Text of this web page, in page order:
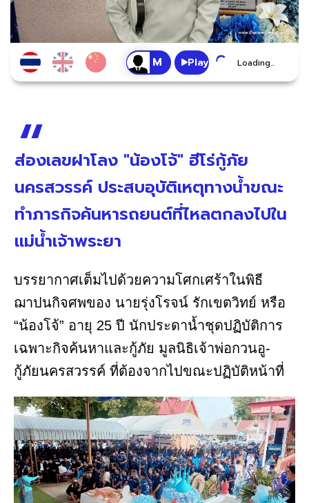
Play Loading...
ส่องเลขฝาโลง "น้องโจ้" ฮีโร่กู้ภัย
นครสวรรค์ ประสบอุบัติเหตุทางน้ำขณะ
ทำภารกิจค้นหารถยนต์ที่ไหลตกลงไปใน
แม่น้ำเจ้าพระยา
บรรยากาศเต็มไปด้วยความโศกเศร้าในพิธี
ฌาปนกิจศพของ นายรุ่งโรจน์ รักเขตวิทย์ หรือ
“น้องโจ้” อายุ 25 ปี นักประดาน้ำชุดปฏิบัติการ
เฉพาะกิจค้นหาและกู้ภัย มูลนิธิเจ้าพ่อกวนอู-
กู้ภัยนครสวรรค์ ที่ต้องจากไปขณะปฏิบัติหน้าที่